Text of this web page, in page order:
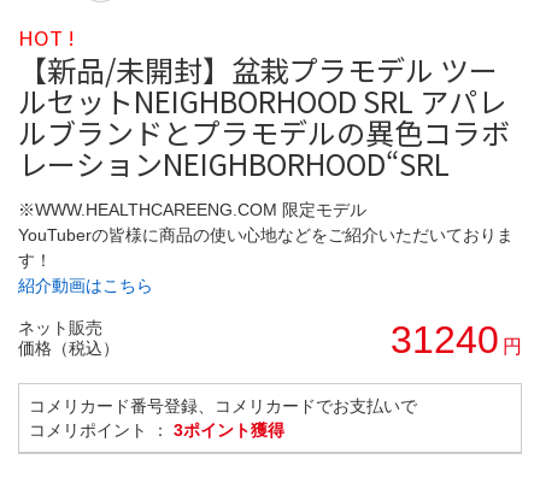
HOT !
【新品/未開封】盆栽プラモデル ツー
ルセットNEIGHBORHOOD SRL アパレ
ルブランドとプラモデルの異色コラボ
レーションNEIGHBORHOOD“SRL
※WWW.HEALTHCAREENG.COM 限定モデル
YouTuberの皆様に商品の使い心地などをご紹介いただいておりま
す！
紹介動画はこちら
ネット販売
価格（税込）
31240 円
コメリカード番号登録、コメリカードでお支払いで
コメリポイント ： 3ポイント獲得